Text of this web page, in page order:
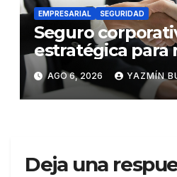
EMPRESARIAL SEGURIDAD
Seguro
estratégica para
talento en
AGO 6, 2026 YAZMÍN
Deja una